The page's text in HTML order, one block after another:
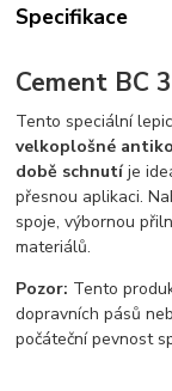
Specifikace
Cement BC
Tento speciální
velkoplošné
době schnutíje
přesnou aplikaci.
spoje, výbornou
materiálů.
Pozor: Tento
dopravních pásů
počáteční pevnost